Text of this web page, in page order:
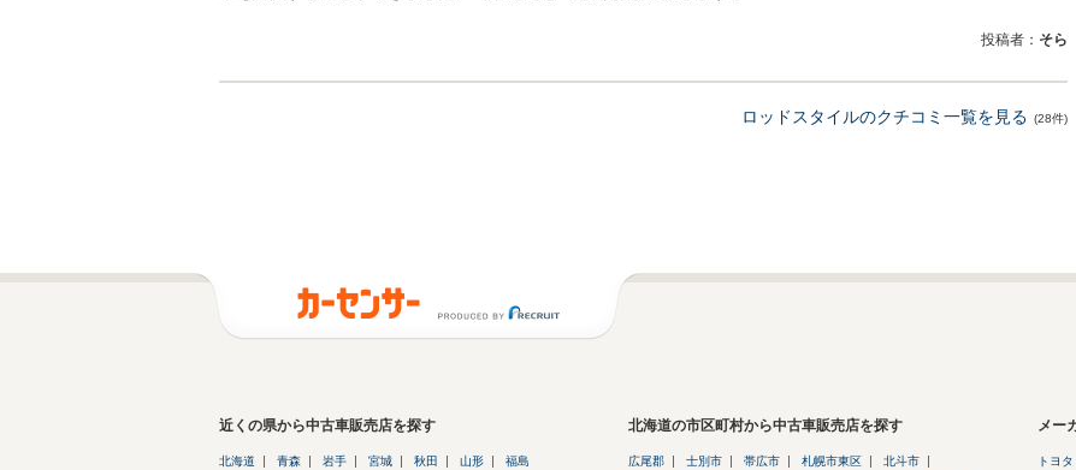
投稿者： そら
ロッドスタイルのクチコミ一覧を見る (28件)
近くの県から中古車販売店を探す
北海道 青森 岩手 宮城 秋田 山形 福島
北海道の市区町村から中古車販売店を探す
広尾郡 士別市 帯広市 札幌市東区 北斗市
メー
トヨタ